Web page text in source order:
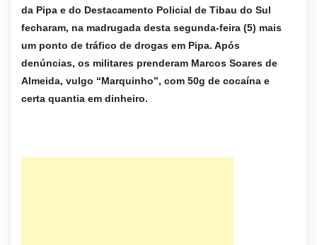
da Pipa e do Destacamento Policial de Tibau do Sul
fecharam, na madrugada desta segunda-feira (5) mais
um ponto de tráfico de drogas em Pipa. Após
denúncias, os militares prenderam Marcos Soares de
Almeida, vulgo “Marquinho”, com 50g de cocaína e
certa quantia em dinheiro.